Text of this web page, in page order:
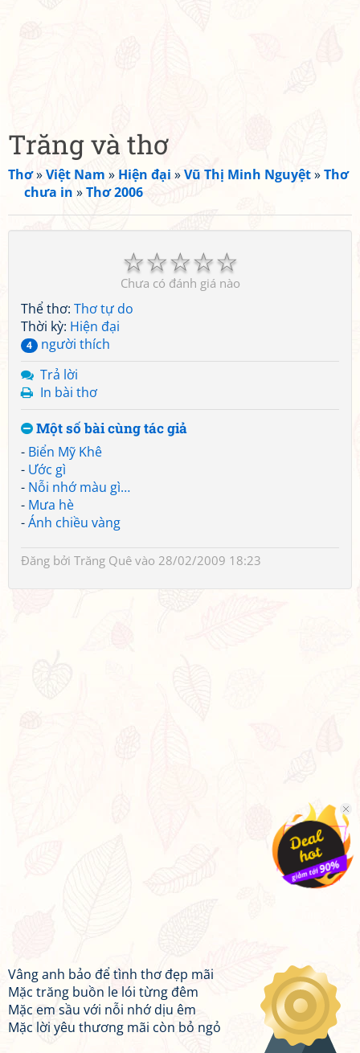
Trăng và thơ
Thơ»Việt Nam » Hiện đại »Vũ Thị Minh Nguyệt»Thơ
chưa in »Thơ 2006
☆
☆
☆
☆
☆
Chưa có đánh giá nào
Thể thơ: Thơ tự do
Thời kỳ: Hiện đại
4
người thích
Trả lời
In bài thơ
Một số bài cùng tác giả
- Biển Mỹ Khê
- Ước gì
- Nỗi nhớ màu gì…
- Mưa hè
-Ánh chiều vàng
Đăng bởi Trăng Quê vào 28/02/2009 18:23
Vâng anh bảo để tình thơ đẹp mãi
Mặc trăng buồn le lói từng đêm
Mặc em sầu với nỗi nhớ dịu êm
Mặc lời yêu thương mãi còn bỏ ngỏ